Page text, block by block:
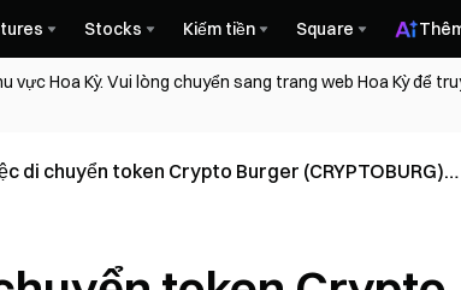
Stocks Kiếm tiền Square
Hoa Kỳ. Vui lòng chuyển sang trang web Hoa Kỳ để
di chuyển token Crypto Burger (CRYPTOBURG)